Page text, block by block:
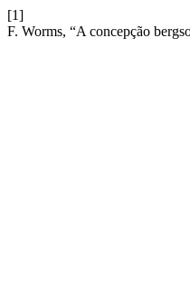
[1]
F. Worms, “A concepção